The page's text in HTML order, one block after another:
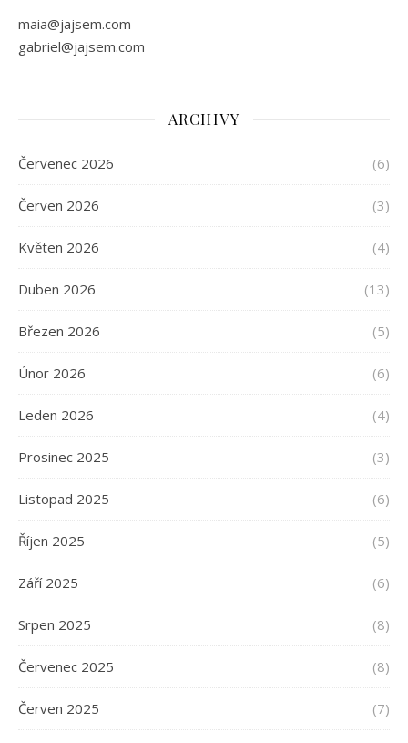
maia@jajsem.com
gabriel@jajsem.com
ARCHIVY
Červenec 2026 (6)
Červen 2026 (3)
Květen 2026 (4)
Duben 2026 (13)
Březen 2026 (5)
Únor 2026 (6)
Leden 2026 (4)
Prosinec 2025 (3)
Listopad 2025 (6)
Říjen 2025 (5)
Září 2025 (6)
Srpen 2025 (8)
Červenec 2025 (8)
Červen 2025 (7)